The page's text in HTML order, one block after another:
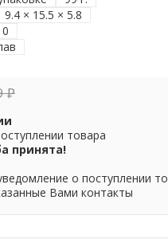
9.4 × 15.5 × 5.8
0
₽
товара
принята!
о поступлении
Вами контакты